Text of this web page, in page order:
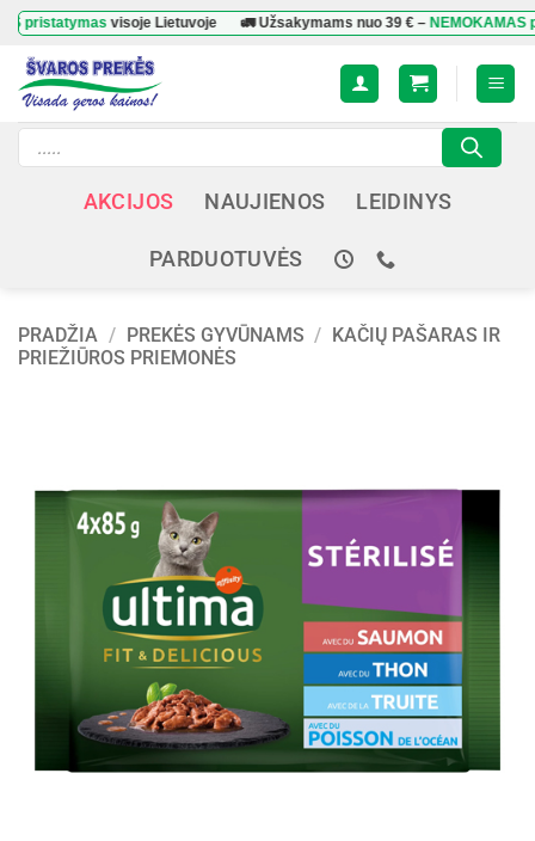
Skip
content
visoje Lietuvoje 🚛 Užsakymams nuo39 €–NEMOKAMAS
Products
search
AKCIJOS NAUJIENOS LEIDINYS
PARDUOTUVĖS
PRADŽIA / PREKĖS GYVŪNAMS / KAČIŲ PAŠARAS IR
PRIEŽIŪROS PRIEMONĖS